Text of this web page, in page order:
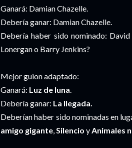
Ganará: Damian Chazelle.
Debería ganar: Damian Chazelle.
Debería haber sido nominado:
Lonergan o Barry Jenkins?
Mejor guion adaptado:
Ganará: Luz de luna.
Debería ganar: La llegada.
Deberían haber sido nominadas en
amigo gigante,Silencio yAnimales